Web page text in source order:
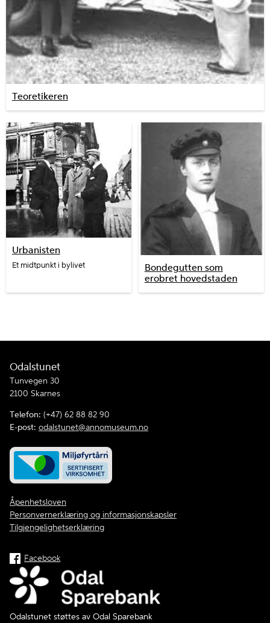
Teoretikeren
Urbanisten
Et midtpunkt i bylivet
Bondegutten som
erobret hovedstaden
Odalstunet
Tunvegen 30
2100 Skarnes
Telefon: (+47) 62 88 82 90
E-post: odalstunet@annomuseum.no
Åpenhetsloven
Personvernerklæring og informasjonskapsler
Tilgjengelighetserklæring
Facebook
Odalstunet støttes av Odal Sparebank